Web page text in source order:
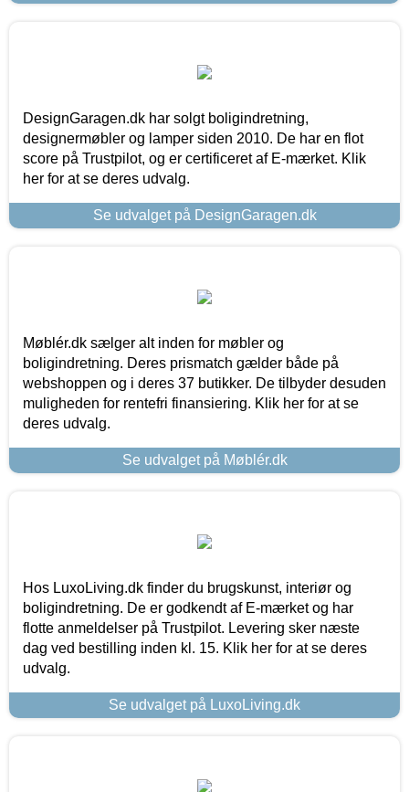
DesignGaragen.dk har solgt boligindretning,
designermøbler og lamper siden 2010. De har en flot
score på Trustpilot, og er certificeret af E-mærket. Klik
her for at se deres udvalg.
Se udvalget på DesignGaragen.dk
Møblér.dk sælger alt inden for møbler og
boligindretning. Deres prismatch gælder både på
webshoppen og i deres 37 butikker. De tilbyder desuden
muligheden for rentefri finansiering. Klik her for at se
deres udvalg.
Se udvalget på Møblér.dk
Hos LuxoLiving.dk finder du brugskunst, interiør og
boligindretning. De er godkendt af E-mærket og har
flotte anmeldelser på Trustpilot. Levering sker næste
dag ved bestilling inden kl. 15. Klik her for at se deres
udvalg.
Se udvalget på LuxoLiving.dk